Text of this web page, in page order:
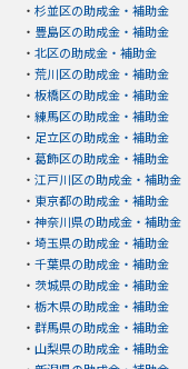
・ 杉並区の助成金・補助金
・ 豊島区の助成金・補助金
・ 北区の助成金・補助金
・ 荒川区の助成金・補助金
・ 板橋区の助成金・補助金
・ 練馬区の助成金・補助金
・ 足立区の助成金・補助金
・ 葛飾区の助成金・補助金
・ 江戸川区の助成金・補助金
・ 東京都の助成金・補助金
・ 神奈川県の助成金・補助金
・ 埼玉県の助成金・補助金
・ 千葉県の助成金・補助金
・ 茨城県の助成金・補助金
・ 栃木県の助成金・補助金
・ 群馬県の助成金・補助金
・ 山梨県の助成金・補助金